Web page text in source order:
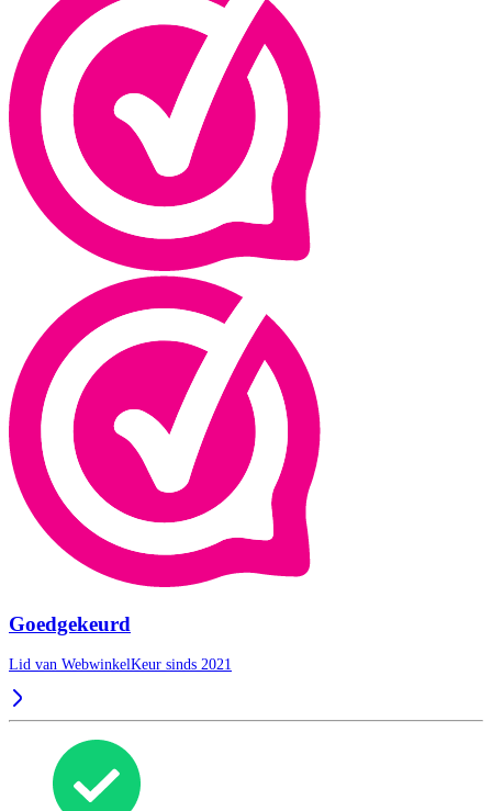
Goedgekeurd
Lid van WebwinkelKeur sinds 2021